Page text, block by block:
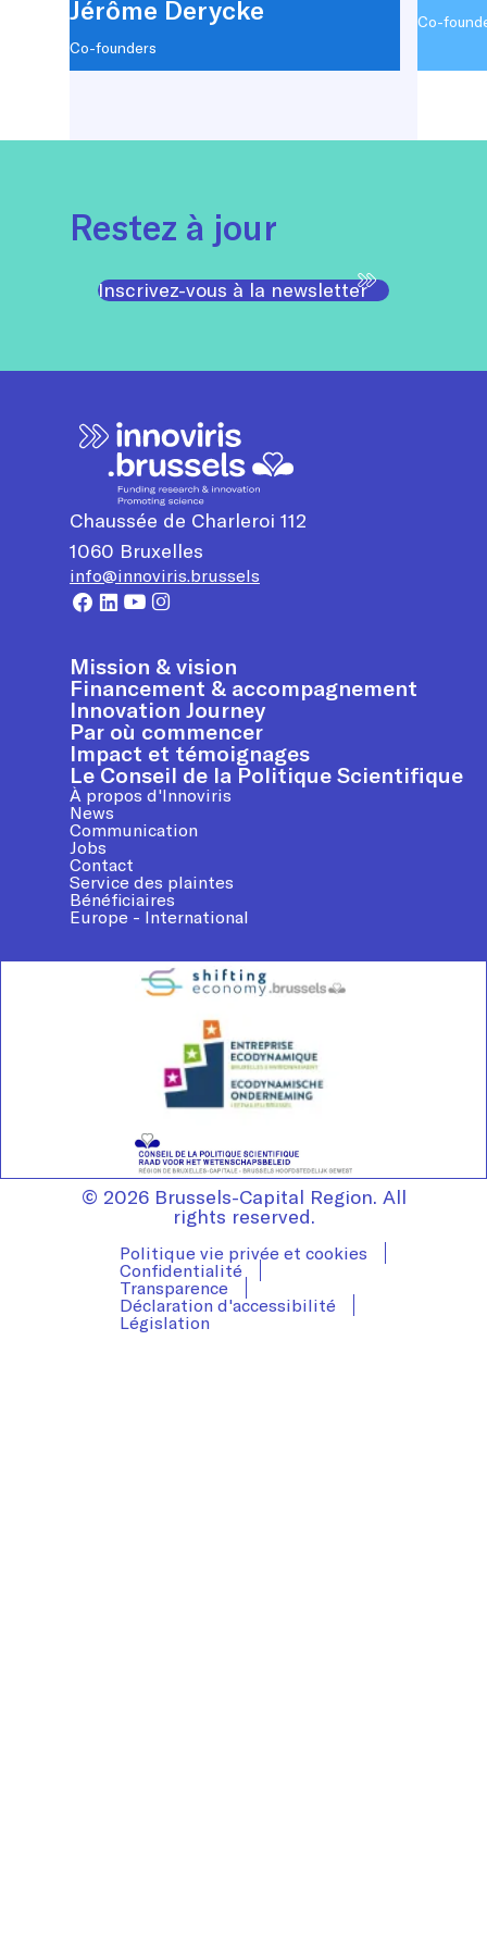
Jérôme Derycke
Co-founders
Co-
Restez à jour
Inscrivez-vous à la newsletter
Chaussée de Charleroi 112
1060 Bruxelles
info@innoviris.brussels
Mission & vision
Financement & accompagnement
Innovation Journey
Par où commencer
Impact et témoignages
Le Conseil de la Politique Scientifique
À propos d'Innoviris
News
Communication
Jobs
Contact
Service des plaintes
Bénéficiaires
Europe - International
© 2026 Brussels-Capital Region. All
rights reserved.
Politique vie privée et cookies
Confidentialité
Transparence
Déclaration d'accessibilité
Législation